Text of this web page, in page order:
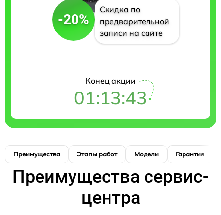
-20%
Скидка по
предварительной
записи на сайте
Конец акции
01:13:42
Преимущества Этапы работ Модели Гарантия
Преимущества сервис-
центра